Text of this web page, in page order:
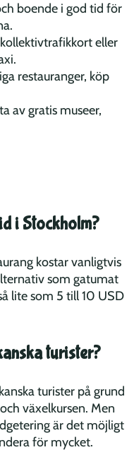
boende i god tid för
eller
restauranger, köp
av gratis museer,
i Stockholm?
kostar vanligtvis
som gatumat
lite som 5 till 10 USD
turister?
turister på grund
växelkursen. Men
är det möjligt
för mycket.